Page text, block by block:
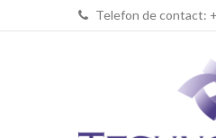
Telefon de contact: